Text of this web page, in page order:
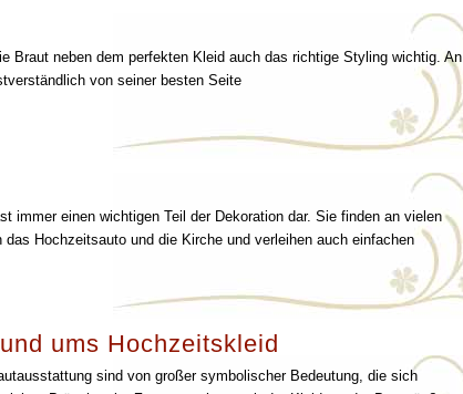
Braut neben dem perfekten Kleid auch das richtige Styling wichtig. An
von seiner besten Seite
immer einen wichtigen Teil der Dekoration dar. Sie finden an vielen
das Hochzeitsauto und die Kirche und verleihen auch einfachen
ums Hochzeitskleid
sind von großer symbolischer Bedeutung, die sich